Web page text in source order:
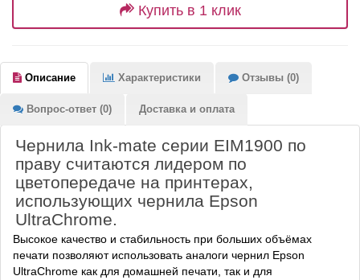
Купить в 1 клик
Описание Характеристики Отзывы (0)
Вопрос-ответ (0) Доставка и оплата
Чернила Ink-mate серии EIM1900 по
праву считаются лидером по
цветопередаче на принтерах,
использующих чернила Epson
UltraChrome.
Высокое качество и стабильность при больших объёмах
печати позволяют использовать аналоги чернил Epson
UltraChrome как для домашней печати, так и для